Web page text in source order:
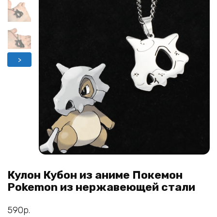
>
Кулон Кубон из аниме Покемон
Pokemon из нержавеющей стали
590р.